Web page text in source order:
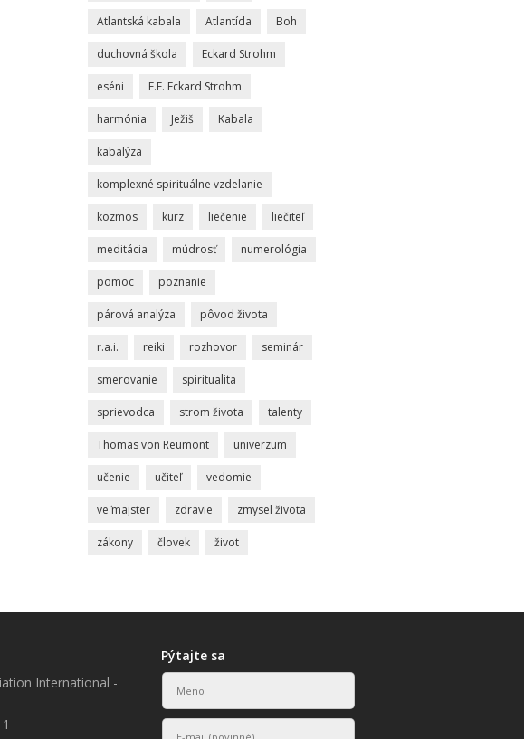
Atlantská kabala Atlantída Boh
duchovná škola Eckard Strohm
eséni F.E. Eckard Strohm
harmónia Ježiš Kabala
kabalýza
komplexné spirituálne vzdelanie
kozmos kurz liečenie liečiteľ
meditácia múdrosť numerológia
pomoc poznanie
párová analýza pôvod života
r.a.i. reiki rozhovor seminár
smerovanie spiritualita
sprievodca strom života talenty
Thomas von Reumont univerzum
učenie učiteľ vedomie
veľmajster zdravie zmysel života
zákony človek život
International -
Pýtajte sa